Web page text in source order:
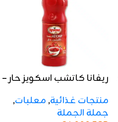
ريفانا كاتشب اسكويز حار –
منتجات غذائية, معلبات,
جملة الجملة